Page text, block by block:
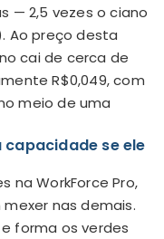
— 2,5 vezes o ciano
Ao preço desta
cai de cerca de
R$0,049, com
meio de uma
se ele
na WorkForce Pro,
nas demais.
forma os verdes